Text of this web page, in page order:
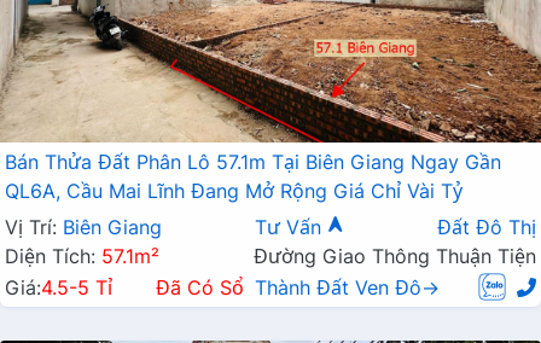
Bán Thửa Đất Phân Lô 57.1m Tại Biên Giang Ngay Gần
QL6A, Cầu Mai Lĩnh Đang Mở Rộng Giá Chỉ Vài Tỷ
Vị Trí: Biên Giang Tư Vấn
Đất Đô Thị
Diện Tích: 57.1m²
Đường Giao Thông Thuận Tiện
Giá:4.5-5 Tỉ Đã Có Sổ Thành Đất Ven Đô→